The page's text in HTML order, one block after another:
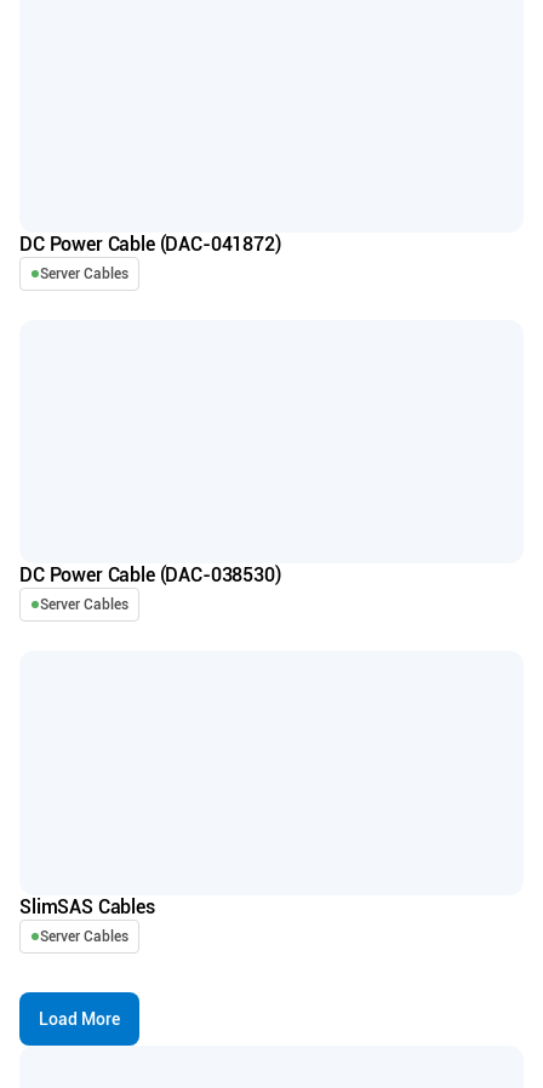
DC Power Cable (DAC-041872)
Server Cables
DC Power Cable (DAC-038530)
Server Cables
SlimSAS Cables
Server Cables
Load More